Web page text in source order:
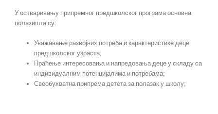
У остваривању припремног предшколског програма основна
полазишта су:
Уважавање развојних потреба и карактеристике деце
предшколског узраста;
Праћење интересовања и напредовања деце у складу са
индивидуалним потенцијалима и потребама;
Свеобухватна припрема детета за полазак у школу;